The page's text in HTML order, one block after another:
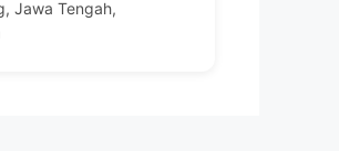
Jawa Tengah,